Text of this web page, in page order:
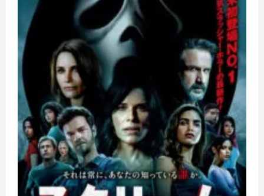
さ
ら
読
む
年
3
日
（日）
13:00〜
チ
KII
「0start」
公
演
に
つ
い
て
さ
ら
に
読
む